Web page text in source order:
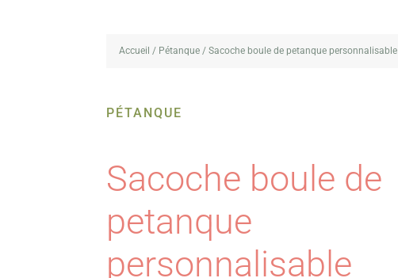
Accueil / Pétanque / Sacoche boule de petanque personnalisable
PÉTANQUE
Sacoche boule de
petanque
personnalisable